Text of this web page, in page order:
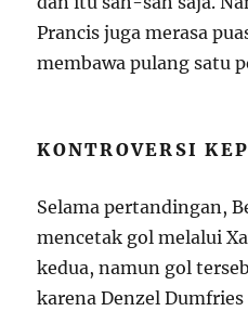
Prancis juga merasa
membawa pulang satu
KONTROVERSI
Selama pertandingan,
mencetak gol melalui
kedua, namun gol
karena Denzel